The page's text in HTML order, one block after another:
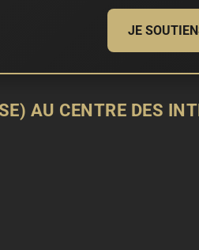
JE
AU CENTRE DES